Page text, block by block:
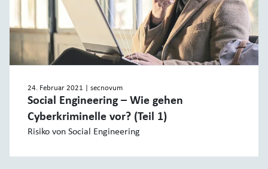
24. Februar 2021 | secnovum
Social Engineering – Wie gehen
Cyberkriminelle vor? (Teil 1)
Risiko von Social Engineering